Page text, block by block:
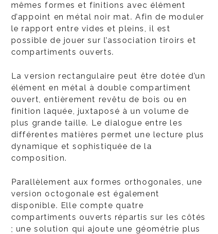
mêmes formes et finitions avec élément
d’appoint en métal noir mat. Afin de moduler
le rapport entre vides et pleins, il est
possible de jouer sur l’association tiroirs et
compartiments ouverts.
La version rectangulaire peut être dotée d’un
élément en métal à double compartiment
ouvert, entièrement revêtu de bois ou en
finition laquée, juxtaposé à un volume de
plus grande taille. Le dialogue entre les
différentes matières permet une lecture plus
dynamique et sophistiquée de la
composition.
Parallèlement aux formes orthogonales, une
version octogonale est également
disponible. Elle compte quatre
compartiments ouverts répartis sur les côtés
; une solution qui ajoute une géométrie plus